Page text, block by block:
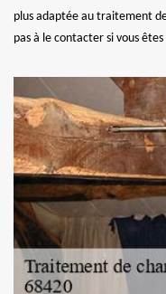
plus adaptée au traitement
pas à le contacter si vous